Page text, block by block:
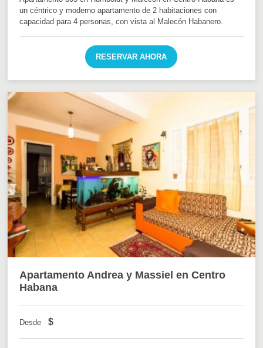
un céntrico y moderno apartamento de 2 habitaciones con
capacidad para 4 personas, con vista al Malecón Habanero.
RESERVAR AHORA
Apartamento Andrea y Massiel en Centro
Habana
Desde $